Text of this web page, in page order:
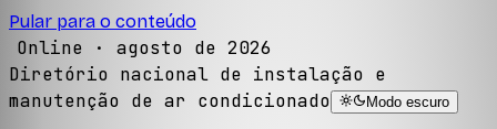
Pular para o conteúdo
Online · agosto de 2026
Diretório nacional de instalação e
manutenção de ar condicionado
Modo escuro